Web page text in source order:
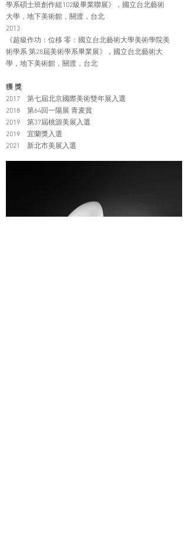
學系碩士班創作組102級畢業聯展》，國立台北藝術
大學，地下美術館，關渡，台北
2013
《超級作功：位移 零：國立台北藝術大學美術學院美
術學系 第28屆美術學系畢業展》，國立台北藝術大
學，地下美術館，關渡，台北
獲 獎
2017 第七屆北京國際美術雙年展入選
2018 第64回一陽展 青麦賞
2019 第37屆桃源美展入選
2019 宜蘭獎入選
2021 新北市美展入選